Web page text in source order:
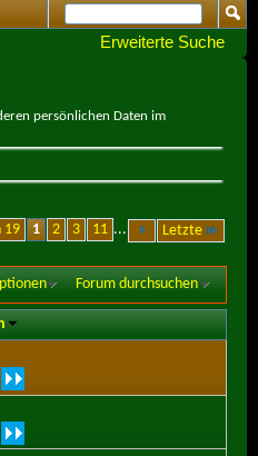
Erweiterte Suche
persönlichen Daten im
19 1 2 3 11 ... Letzte
Forum durchsuchen